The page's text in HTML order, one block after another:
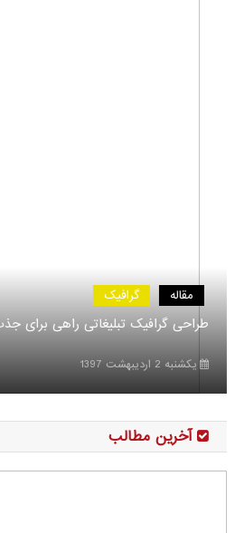
مقاله
طراحی گرافیک
یکشنبه 2 اردیبهشت 1397
آخرین مطالب